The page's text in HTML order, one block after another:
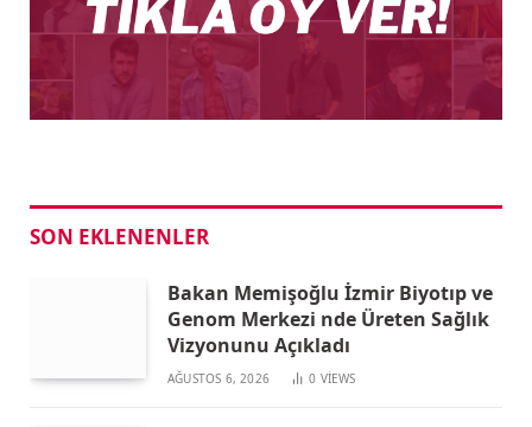
SON EKLENENLER
Bakan Memişoğlu İzmir Biyotıp ve
Genom Merkezi nde Üreten Sağlık
Vizyonunu Açıkladı
AĞUSTOS 6, 2026 0 VIEWS